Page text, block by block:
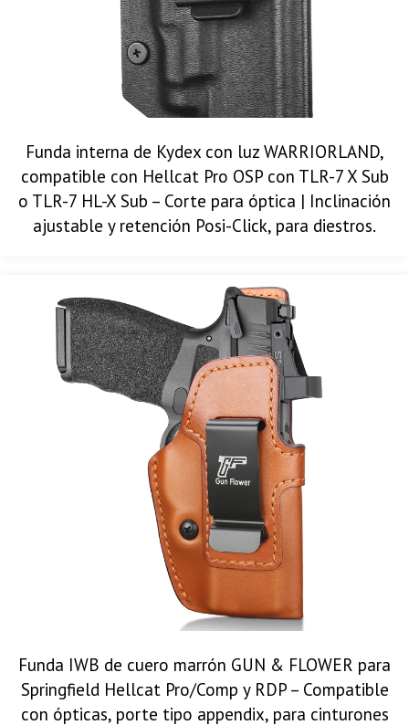
Funda interna de Kydex con luz WARRIORLAND,
compatible con Hellcat Pro OSP con TLR-7 X Sub
o TLR-7 HL-X Sub – Corte para óptica | Inclinación
ajustable y retención Posi-Click, para diestros.
Funda IWB de cuero marrón GUN & FLOWER para
Springfield Hellcat Pro/Comp y RDP – Compatible
con ópticas, porte tipo appendix, para cinturones